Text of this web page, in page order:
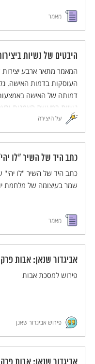
מאמר
היבטים של נשיות
המאמר מתאר ארבע יצירות
העוסקות בדמות האישה.
דמותה של האישה
נשיות במעשה האמנות
במרחב והשפעתה עליו.
בעלות אופי ביקורתי
של האישה בחברה.
על היצירה
כתב היד של השיר "לו
כתב היד של השיר "לו יהי"
שמר בעיצומה של מלחמת יום
מאמר
אביגדור שנאן: אבות
פירוש למסכת אבות
פירוש אביגדור שאנן